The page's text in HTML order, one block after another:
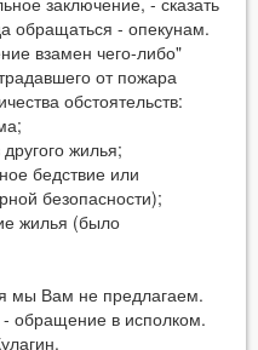
обращаться - опекунам.
взамен чего-либо"
от пожара
обстоятельств:
жилья;
бедствие или
безопасности);
жилья (было
мы Вам не предлагаем.
обращение в исполком.